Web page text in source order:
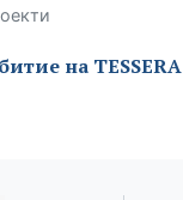
на TESSERA